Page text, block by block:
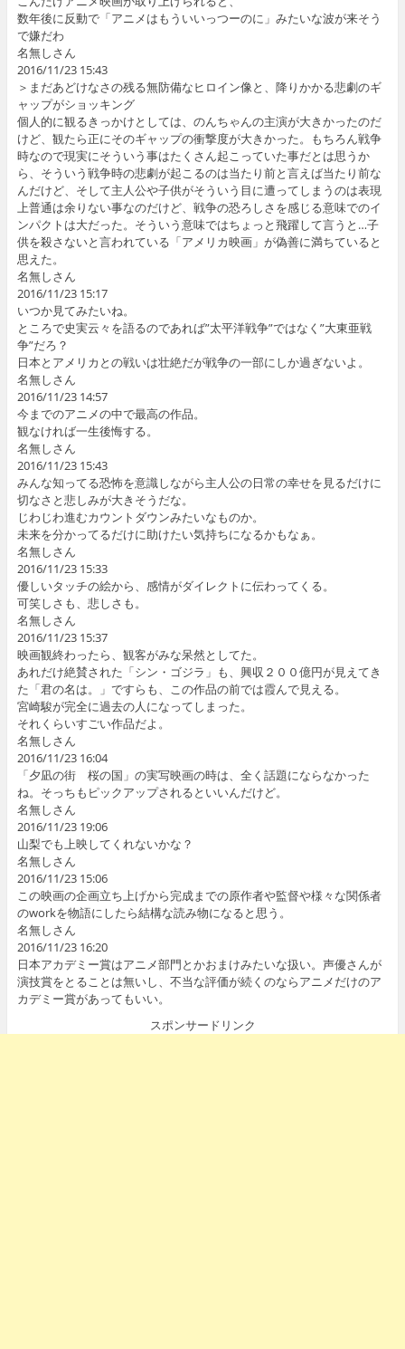
数年後に反動で「アニメはもういいっつーのに」みたいな波が来そう
で嫌だわ
名無しさん
2016/11/23 15:43
＞まだあどけなさの残る無防備なヒロイン像と、降りかかる悲劇のギ
ャップがショッキング
個人的に観るきっかけとしては、のんちゃんの主演が大きかったのだ
けど、観たら正にそのギャップの衝撃度が大きかった。もちろん戦争
時なので現実にそういう事はたくさん起こっていた事だとは思うか
ら、そういう戦争時の悲劇が起こるのは当たり前と言えば当たり前な
んだけど、そして主人公や子供がそういう目に遭ってしまうのは表現
上普通は余りない事なのだけど、戦争の恐ろしさを感じる意味でのイ
ンパクトは大だった。そういう意味ではちょっと飛躍して言うと…子
供を殺さないと言われている「アメリカ映画」が偽善に満ちていると
思えた。
名無しさん
2016/11/23 15:17
いつか見てみたいね。
ところで史実云々を語るのであれば”太平洋戦争”ではなく”大東亜戦
争”だろ？
日本とアメリカとの戦いは壮絶だが戦争の一部にしか過ぎないよ。
名無しさん
2016/11/23 14:57
今までのアニメの中で最高の作品。
観なければ一生後悔する。
名無しさん
2016/11/23 15:43
みんな知ってる恐怖を意識しながら主人公の日常の幸せを見るだけに
切なさと悲しみが大きそうだな。
じわじわ進むカウントダウンみたいなものか。
未来を分かってるだけに助けたい気持ちになるかもなぁ。
名無しさん
2016/11/23 15:33
優しいタッチの絵から、感情がダイレクトに伝わってくる。
可笑しさも、悲しさも。
名無しさん
2016/11/23 15:37
映画観終わったら、観客がみな呆然としてた。
あれだけ絶賛された「シン・ゴジラ」も、興収２００億円が見えてき
た「君の名は。」ですらも、この作品の前では霞んで見える。
宮崎駿が完全に過去の人になってしまった。
それくらいすごい作品だよ。
名無しさん
2016/11/23 16:04
「夕凪の街 桜の国」の実写映画の時は、全く話題にならなかった
ね。そっちもピックアップされるといいんだけど。
名無しさん
2016/11/23 19:06
山梨でも上映してくれないかな？
名無しさん
2016/11/23 15:06
この映画の企画立ち上げから完成までの原作者や監督や様々な関係者
のworkを物語にしたら結構な読み物になると思う。
名無しさん
2016/11/23 16:20
日本アカデミー賞はアニメ部門とかおまけみたいな扱い。声優さんが
演技賞をとることは無いし、不当な評価が続くのならアニメだけのア
カデミー賞があってもいい。
スポンサードリンク